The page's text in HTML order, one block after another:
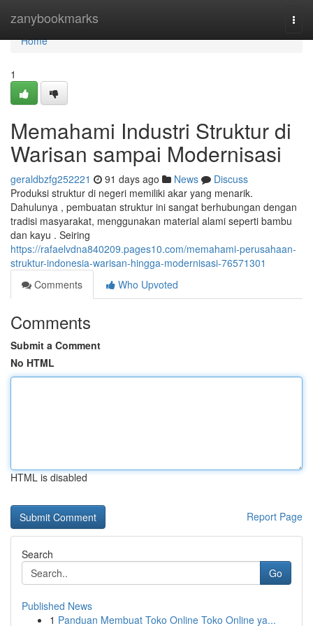
zanybookmarks
Home
Home
1
Memahami Industri Struktur di
Warisan sampai Modernisasi
geraldbzfg252221 91 days ago News
Discuss
Produksi struktur di negeri memiliki akar yang menarik.
Dahulunya , pembuatan struktur ini sangat berhubungan dengan
tradisi masyarakat, menggunakan material alami seperti bambu
dan kayu . Seiring
https://rafaelvdna840209.pages10.com/memahami-perusahaan-
struktur-indonesia-warisan-hingga-modernisasi-76571301
Comments
Who Upvoted
Comments
Submit a Comment
No HTML
HTML is disabled
Report Page
Search
Go
Published News
1 Panduan Membuat Toko Online Toko Online ya...